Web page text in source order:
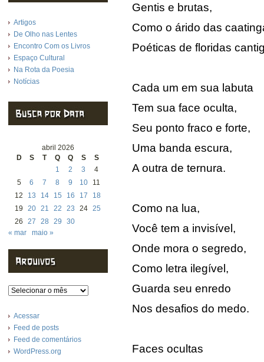
Artigos
De Olho nas Lentes
Encontro Com os Livros
Espaço Cultural
Na Rota da Poesia
Notícias
abril 2026
D
S T Q Q S
S
1
2 3
4
5
6 7 8 9 10
11
12
13 14 15 16 17
18
19
20 21 22 23 24 25
26
27 28 29
30
« mar
maio »
Arquivos
Acessar
Feed de posts
Feed de comentários
WordPress.org
Gentis e brutas,
Como o árido das
Poéticas de floridas
Cada um em sua labuta
Tem sua face oculta,
Seu ponto fraco e forte,
Uma banda escura,
A outra de ternura.
Como na lua,
Você tem a invisível,
Onde mora o segredo,
Como letra ilegível,
Guarda seu enredo
Nos desafios do medo.
Faces ocultas